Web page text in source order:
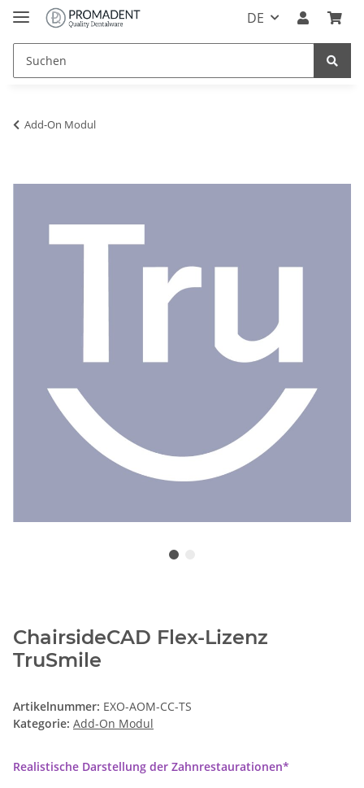
DE
Add-On Modul
ChairsideCAD Flex-Lizenz
TruSmile
Artikelnummer: EXO-AOM-CC-TS
Kategorie: Add-On Modul
Realistische Darstellung der Zahnrestaurationen*